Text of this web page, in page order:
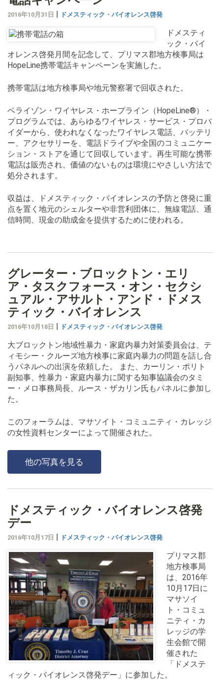
2016年10月31日 | ドメスティック・バイオレンス啓発
ドメスティ
ック・バイ
オレンス啓発月間を記念して、プリマス郡地方検事局は
HopeLine携帯電話キャンペーンを実施した。
携帯電話は地方検事局や地元警察署で回収された。
ベライゾン・ワイヤレス・ホープライン（HopeLine®）・
プログラムでは、あらゆるワイヤレス・サービス・プロバ
イダーから、使われなくなったワイヤレス電話、バッテリ
ー、アクセサリーを、電話ドライブや全国のコミュニケー
ション・ストアを通じて回収しています。再生可能な携帯
電話は販売され、価値のないものは環境にやさしい方法で
処分されます。
収益は、ドメスティック・バイオレンスの予防と啓発に重
点を置く地元のシェルターや非営利団体に、無線電話、通
信時間、現金の助成金を提供するために使われる。
グレーター・ブロックトン・エリ
ア・タスクフォース・オン・セクシ
ュアル・アサルト・アンド・ドメス
ティック・バイオレンス
2016年10月18日 | ドメスティック・バイオレンス啓発
大ブロックトン地域性暴力・家庭内暴力対策委員会は、テ
ィモシー・クルーズ地方検事に家庭内暴力の問題を話し合
うパネルへの出演を依頼した。 また、カーリン・ポリト
副知事、性暴力・家庭内暴力に関する知事協議会のタミ
ー・メロ事務局長、ルース・ザカリン氏もパネルに参加し
た。
このフォーラムは、マサソイト・コミュニティ・カレッジ
の女性資料センターによって開催された。
他の写真を見る
ドメスティック・バイオレンス啓発
デー
2016年10月17日 | ドメスティック・バイオレンス啓発
プリマス郡
地方検事局
は、2016年
10月17日に
マサソイ
ト・コミュ
ニティ・カ
レッジの学
生会館で開
催された
「ドメステ
ィック・バイオレンス啓発デー」に参加した。